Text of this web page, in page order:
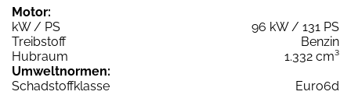
Motor:
kW / PS
96 kW / 131 PS
Treibstoff
Benzin
Hubraum
1.332 cm³
Umweltnormen:
Schadstoffklasse
Euro6d